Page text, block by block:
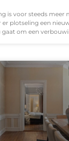
is voor steeds meer
er plotseling een
om een